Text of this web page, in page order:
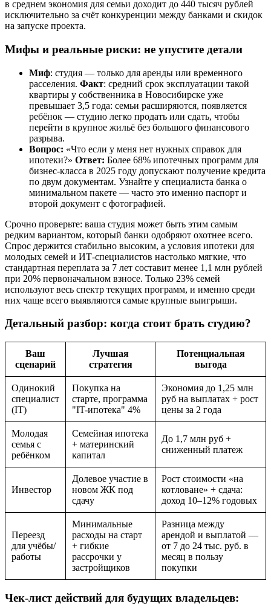
в среднем экономия для семьи доходит до 440 тысяч рублей
исключительно за счёт конкуренции между банками и скидок
на запуске проекта.
Мифы и реальные риски: не упустите детали
Миф: студия — только для аренды или временного
расселения. Факт: средний срок эксплуатации такой
квартиры у собственника в Новосибирске уже
превышает 3,5 года: семьи расширяются, появляется
ребёнок — студию легко продать или сдать, чтобы
перейти в крупное жильё без большого финансового
разрыва.
Вопрос: «Что если у меня нет нужных справок для
ипотеки?» Ответ: Более 68% ипотечных программ для
бизнес-класса в 2025 году допускают получение кредита
по двум документам. Узнайте у специалиста банка о
минимальном пакете — часто это именно паспорт и
второй документ с фотографией.
Срочно проверьте: ваша студия может быть этим самым
редким вариантом, который банки одобряют охотнее всего.
Спрос держится стабильно высоким, а условия ипотеки для
молодых семей и ИТ-специалистов настолько мягкие, что
стандартная переплата за 7 лет составит менее 1,1 млн рублей
при 20% первоначальном взносе. Только 23% семей
используют весь спектр текущих программ, и именно среди
них чаще всего выявляются самые крупные выигрыши.
Детальный разбор: когда стоит брать студию?
Ваш
сценарий
Лучшая
стратегия
Потенциальная
выгода
Одинокий
специалист
(IT)
Покупка на
старте, программа
"IT-ипотека" 4%
Экономия до 1,25 млн
руб на выплатах + рост
цены за 2 года
Молодая
семья с
ребёнком
Семейная ипотека
+ материнский
капитал
До 1,7 млн руб +
сниженный платеж
Инвестор
Долевое участие в
новом ЖК под
сдачу
Рост стоимости «на
котловане» + сдача:
доход 10–12% годовых
Переезд
для учёбы/
работы
Минимальные
расходы на старт
+ гибкие
рассрочки у
застройщиков
Разница между
арендой и выплатой —
от 7 до 24 тыс. руб. в
месяц в пользу
покупки
Чек-лист действий для будущих владельцев: